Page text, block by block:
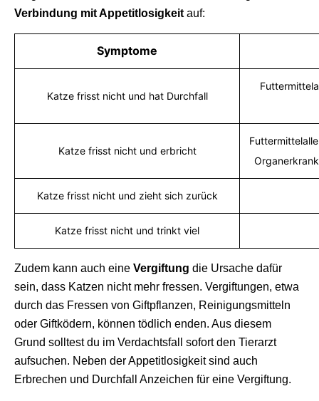
Verbindung mit Appetitlosigkeit auf:
Symptome
Katze frisst nicht und hat Durchfall
Katze frisst nicht und erbricht
Katze frisst nicht und zieht sich zurück
Katze frisst nicht und trinkt viel
Zudem kann auch eine Vergiftung die Ursache dafür
sein, dass Katzen nicht mehr fressen. Vergiftungen, etwa
durch das Fressen von Giftpflanzen, Reinigungsmitteln
oder Giftködern, können tödlich enden. Aus diesem
Grund solltest du im Verdachtsfall sofort den Tierarzt
aufsuchen. Neben der Appetitlosigkeit sind auch
Erbrechen und Durchfall Anzeichen für eine Vergiftung.